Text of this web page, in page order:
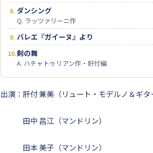
ダンシング
Q. ラッツァリーニ作
バレエ『ガイーヌ』より
剣の舞
A. ハチャトゥリアン作・肝付編
出演：肝付 兼美（リュート・モデルノ＆ギタ
田中 昌江（マンドリン）
田本 美子（マンドリン）